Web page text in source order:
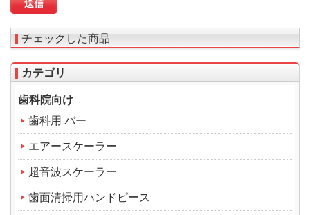
チェックした商品
カテゴリ
歯科院向け
歯科用 バー
エアースケーラー
超音波スケーラー
歯面清掃用ハンドピース